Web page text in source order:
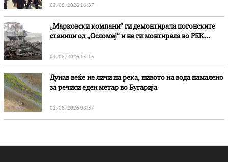
03/08/2026 16:37
„Марковски компани“ ги демонтирала погонските
станици од „Осломеј“ и не ги монтирала во РЕК
04/08/2026 15:15
Дунав веќе не личи на река, нивото на вода намалено
за речиси еден метар во Бугарија
02/08/2026 08:57